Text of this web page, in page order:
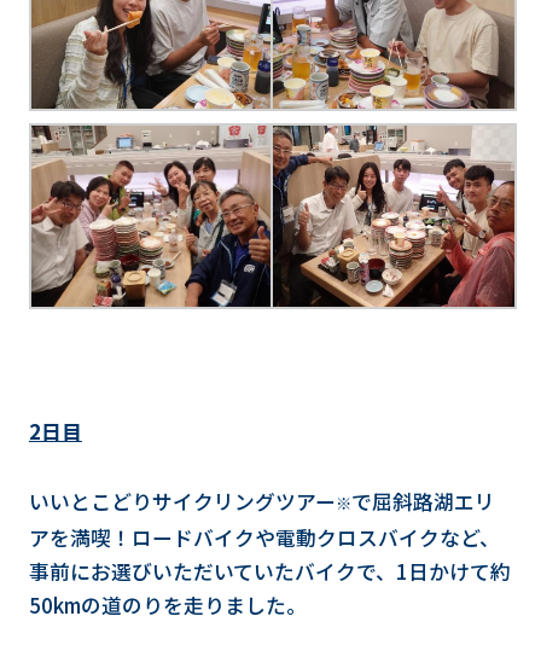
2日目
いいとこどりサイクリングツアー ※で屈斜路湖エリ
アを満喫！ロードバイクや電動クロスバイクなど、
事前にお選びいただいていたバイクで、1日かけて約
50kmの道のりを走りました。